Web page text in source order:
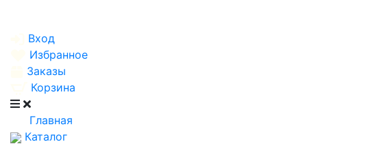
Вход
Избранное
Заказы
Корзина
Главная
Каталог